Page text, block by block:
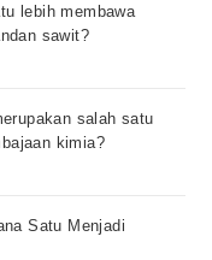
lebih membawa
sawit?
salah satu
kimia?
Satu Menjadi